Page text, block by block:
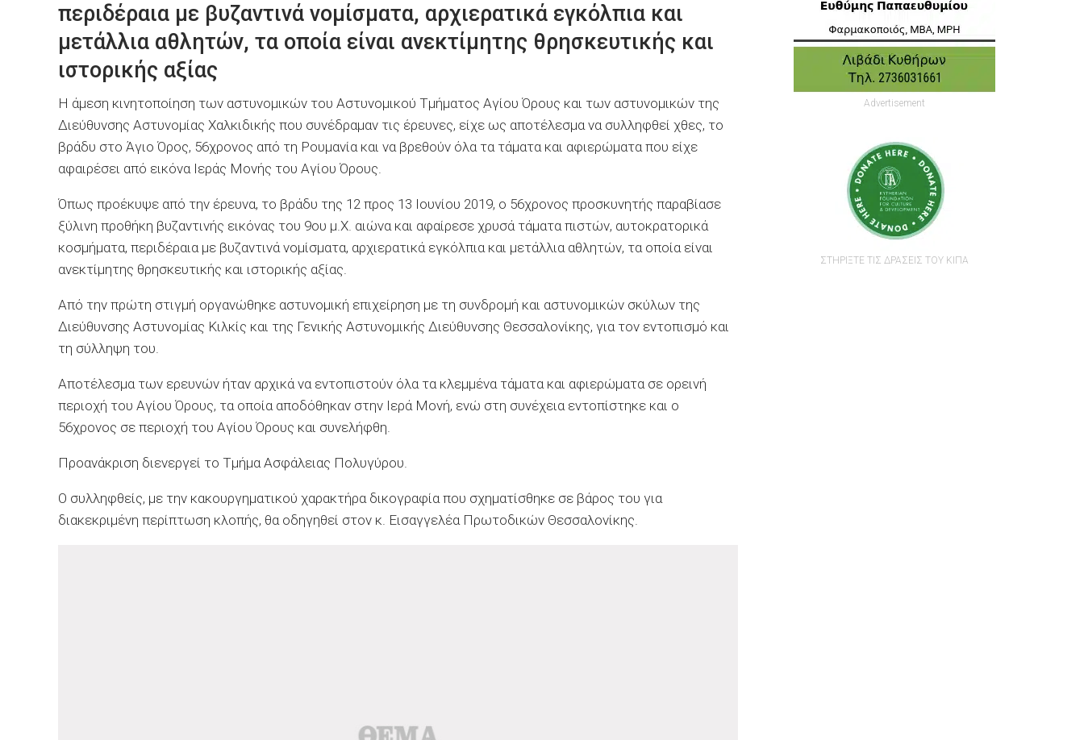
περιδέραια με βυζαντινά νομίσματα, αρχιερατικά εγκόλπια και
μετάλλια αθλητών, τα οποία είναι ανεκτίμητης θρησκευτικής και
ιστορικής αξίας
Η άμεση κινητοποίηση των αστυνομικών του Αστυνομικού Τμήματος Αγίου Όρους και των αστυνομικών της
Διεύθυνσης Αστυνομίας Χαλκιδικής που συνέδραμαν τις έρευνες, είχε ως αποτέλεσμα να συλληφθεί χθες, το
βράδυ στο Άγιο Όρος, 56χρονος από τη Ρουμανία και να βρεθούν όλα τα τάματα και αφιερώματα που είχε
αφαιρέσει από εικόνα Ιεράς Μονής του Αγίου Όρους.
Όπως προέκυψε από την έρευνα, το βράδυ της 12 προς 13 Ιουνίου 2019, ο 56χρονος προσκυνητής παραβίασε
ξύλινη προθήκη βυζαντινής εικόνας του 9ου μ.Χ. αιώνα και αφαίρεσε χρυσά τάματα πιστών, αυτοκρατορικά
κοσμήματα, περιδέραια με βυζαντινά νομίσματα, αρχιερατικά εγκόλπια και μετάλλια αθλητών, τα οποία είναι
ανεκτίμητης θρησκευτικής και ιστορικής αξίας.
Από την πρώτη στιγμή οργανώθηκε αστυνομική επιχείρηση με τη συνδρομή και αστυνομικών σκύλων της
Διεύθυνσης Αστυνομίας Κιλκίς και της Γενικής Αστυνομικής Διεύθυνσης Θεσσαλονίκης, για τον εντοπισμό και
τη σύλληψη του.
Αποτέλεσμα των ερευνών ήταν αρχικά να εντοπιστούν όλα τα κλεμμένα τάματα και αφιερώματα σε ορεινή
περιοχή του Αγίου Όρους, τα οποία αποδόθηκαν στην Ιερά Μονή, ενώ στη συνέχεια εντοπίστηκε και ο
56χρονος σε περιοχή του Αγίου Όρους και συνελήφθη.
Προανάκριση διενεργεί το Τμήμα Ασφάλειας Πολυγύρου.
Ο συλληφθείς, με την κακουργηματικού χαρακτήρα δικογραφία που σχηματίσθηκε σε βάρος του για
διακεκριμένη περίπτωση κλοπής, θα οδηγηθεί στον κ. Εισαγγελέα Πρωτοδικών Θεσσαλονίκης.
Advertisement
ΣΤΗΡΙΞΤΕ ΤΙΣ ΔΡΑΣΕΙΣ ΤΟΥ ΚΙΠΑ